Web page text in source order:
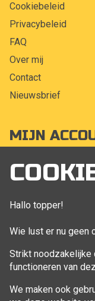
Hallo topper!
Wie lust er nu geen
Strikt noodzakelijke
functioneren van
We maken ook
Cookiebeleid
Privacybeleid
FAQ
Over mij
Contact
Nieuwsbrief
MIJN
Mijn account
Bestellingen
Aankoop beheren
VOLG MIJ
Facebook